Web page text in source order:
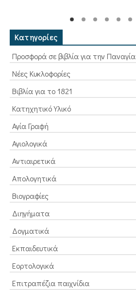
2,00€.είναι:
Κατηγορίες
Προσφορά σε βιβλία για την Παναγία
Νέες Κυκλοφορίες
Βιβλία για το 1821
Κατηχητικό Υλικό
Αγία Γραφή
Αγιολογικά
Αντιαιρετικά
Απολογητικά
Βιογραφίες
Διηγήματα
Δογματικά
Εκπαιδευτικά
Εορτολογικά
Επιτραπέζια παιχνίδια